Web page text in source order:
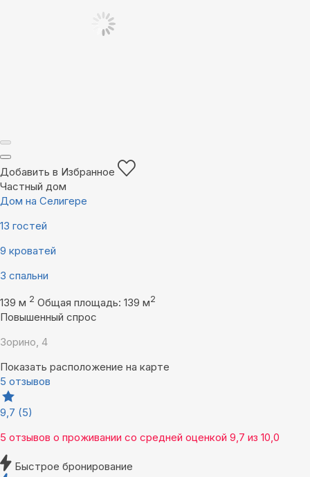
Добавить в Избранное
Частный дом
Дом на Селигере
13 гостей
9 кроватей
3 спальни
139 м 2 Общая площадь: 139 м2
Повышенный спрос
Зорино, 4
Показать расположение на карте
5 отзывов
9,7 (5)
5 отзывов о проживании со средней оценкой 9,7 из 10,0
Быстрое бронирование